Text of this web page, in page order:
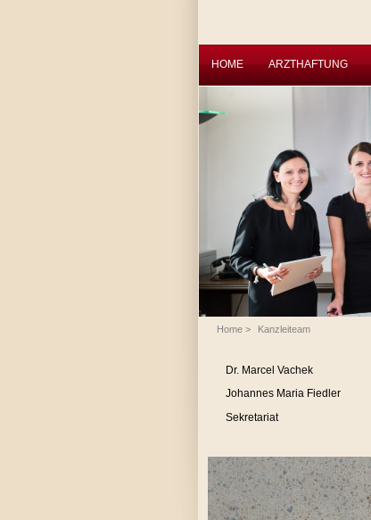
HOME ARZTHAFTUNG
Home> Kanzleiteam
Dr. Marcel Vachek
Johannes Maria Fiedler
Sekretariat